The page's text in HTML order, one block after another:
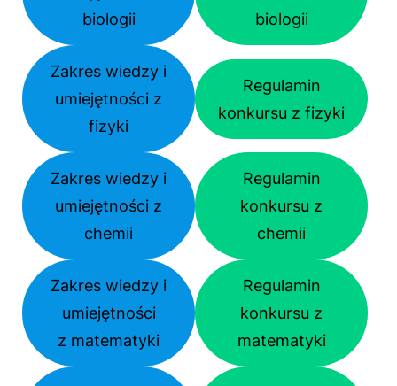
biologii
biologii
Zakres wiedzy i
umiejętności z
fizyki
Regulamin
konkursu z fizyki
Zakres wiedzy i
umiejętności z
chemii
Regulamin
konkursu z
chemii
Zakres wiedzy i
umiejętności
z matematyki
Regulamin
konkursu z
matematyki